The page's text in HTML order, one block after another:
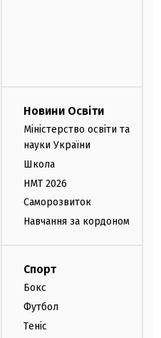
Новини Освіти
Міністерство освіти та
науки України
Школа
НМТ 2026
Саморозвиток
Навчання за кордоном
Спорт
Бокс
Футбол
Теніс